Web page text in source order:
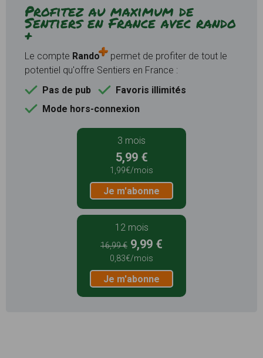
Profitez au maximum de
Sentiers en France avec rando
+
Le compte Rando
permet de profiter de tout le
potentiel qu'offre Sentiers en France :
Pas de pub
Favoris illimités
Mode hors-connexion
3 mois
5,99 €
1,99€/mois
Je m'abonne
12 mois
16,99 € 9,99 €
0,83€/mois
Je m'abonne